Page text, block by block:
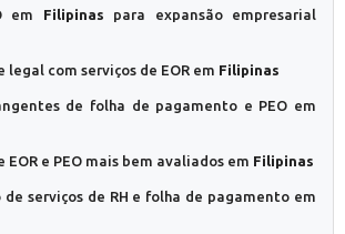
em Filipinas para expansão empresarial
legal com serviços de EOR em Filipinas
de folha de pagamento e PEO em
EOR e PEO mais bem avaliados em Filipinas
de serviços de RH e folha de pagamento em